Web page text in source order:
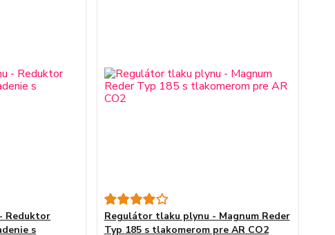
Reduktor
s
Regulátor tlaku plynu - Magnum Reder
Typ 185 s tlakomerom pre AR CO2